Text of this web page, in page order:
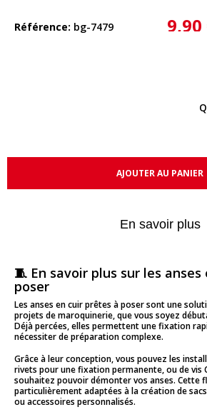
Référence bg-7479 9,90
AJOUTER AU PANIER
En savoir plus
🧵 En savoir plus sur les
poser
Les anses en cuir prêtes à poser sont une
projets de maroquinerie, que vous soyez
Déjà percées, elles permettent une fixation
nécessiter de préparation complexe.
Grâce à leur conception, vous pouvez les
rivets pour une fixation permanente, ou de vis
souhaitez pouvoir démonter vos anses. Cette
particulièrement adaptées à la création de
ou accessoires personnalisés.